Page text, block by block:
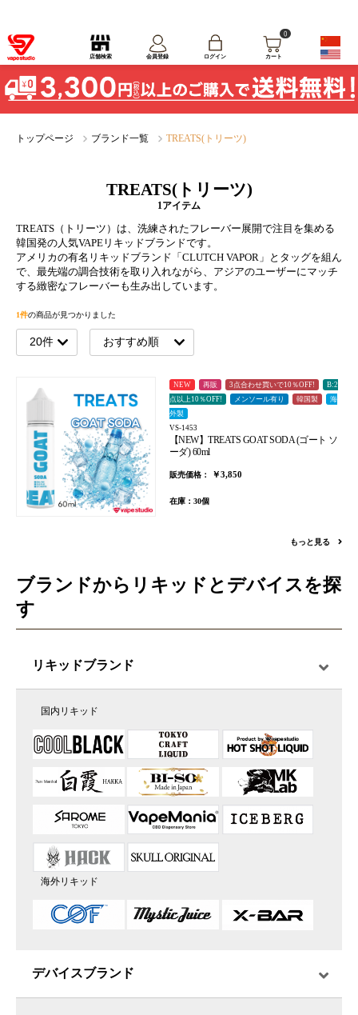
店舗検索 会員登録 ログイン
0
カート
トップページ ブランド一覧 TREATS(トリーツ)
TREATS(トリーツ)
1アイテム
TREATS（トリーツ）は、洗練されたフレーバー展開で注目を集める
韓国発の人気VAPEリキッドブランドです。
アメリカの有名リキッドブランド「CLUTCH VAPOR」とタッグを組ん
で、最先端の調合技術を取り入れながら、アジアのユーザーにマッチ
する緻密なフレーバーも生み出しています。
1件の商品が見つかりました
NEW 再販 3点合わせ買いで10％OFF!
B:2
点以上10％OFF!
メンソール有り 韓国製
海
外製
VS-1453
【NEW】TREATS GOAT SODA (ゴート ソ
ーダ) 60ml
販売価格： ￥3,850
在庫：30個
もっと見る
ブランドからリキッドとデバイスを探
す
リキッドブランド
国内リキッド
海外リキッド
デバイスブランド